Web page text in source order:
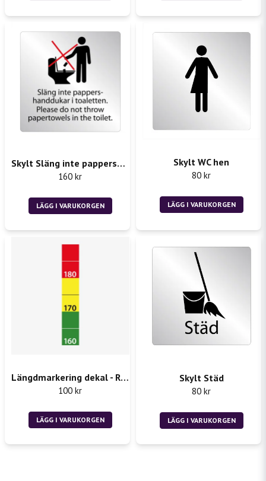
Skylt Släng inte pappershanddukar i toaletten
160 kr
LÄGG I VARUKORGEN
Skylt WC hen
80 kr
LÄGG I VARUKORGEN
Längdmarkering dekal - Rån 2st 50x300mm
100 kr
LÄGG I VARUKORGEN
Skylt Städ
80 kr
LÄGG I VARUKORGEN